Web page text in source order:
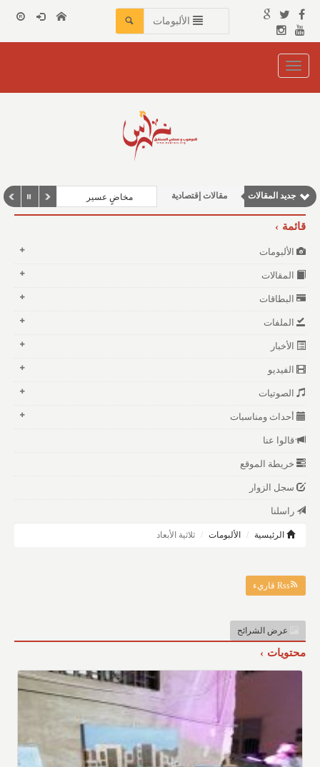
الألبومات
Toggle
navigation
جديد المقالات مقالات إقتصادية
نوافذ الثقافة و الأدب
مخاضٍ عسير
قائمة
الألبومات
المقالات
البطاقات
الملفات
الأخبار
الفيديو
الصوتيات
أحداث ومناسبات
قالوا عنا
خريطة الموقع
سجل الزوار
راسلنا
الرئيسية الألبومات ثلاثية الأبعاد
Rss قاريء
عرض الشرائح
محتويات